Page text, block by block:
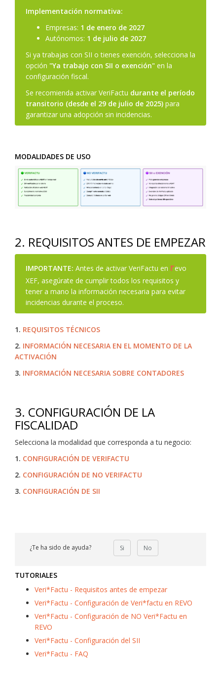
Implementación normativa:
Empresas: 1 de enero de 2027
Autónomos: 1 de julio de 2027
Si ya trabajas con SII o tienes exención, selecciona la
opción "Ya trabajo con SII o exención" en la
configuración fiscal.
Se recomienda activar VeriFactu durante el período
transitorio (desde el 29 de julio de 2025) para
garantizar una adopción sin incidencias.
MODALIDADES DE USO
2. REQUISITOS ANTES DE EMPEZAR
IMPORTANTE: Antes de activar VeriFactu en revo
XEF, asegúrate de cumplir todos los requisitos y
tener a mano la información necesaria para evitar
incidencias durante el proceso.
1. REQUISITOS TÉCNICOS
2. INFORMACIÓN NECESARIA EN EL MOMENTO DE LA
ACTIVACIÓN
3. INFORMACIÓN NECESARIA SOBRE CONTADORES
3. CONFIGURACIÓN DE LA
FISCALIDAD
Selecciona la modalidad que corresponda a tu negocio:
1. CONFIGURACIÓN DE VERIFACTU
2. CONFIGURACIÓN DE NO VERIFACTU
3. CONFIGURACIÓN DE SII
¿Te ha sido de ayuda? Si No
TUTORIALES
Veri*Factu - Requisitos antes de empezar
Veri*Factu - Configuración de Veri*factu en REVO
Veri*Factu - Configuración de NO Veri*Factu en
REVO
Veri*Factu - Configuración del SII
Veri*Factu - FAQ